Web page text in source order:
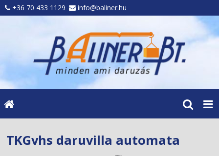
+36 70 433 1129 info@baliner.hu
TKGvhs daruvilla automata